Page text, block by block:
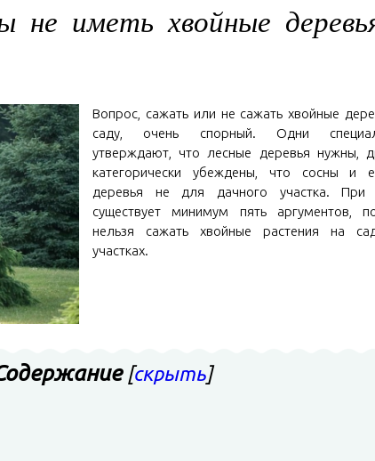
не иметь хвойные
Вопрос, сажать или не сажать хвойные
саду, очень спорный. Одни
утверждают, что лесные деревья нужны,
категорически убеждены, что сосны и
деревья не для дачного участка. При
существует минимум пять аргументов,
нельзя сажать хвойные растения на
участках.
[скрыть]